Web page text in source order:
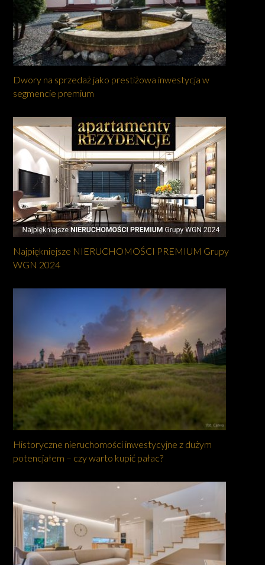
Dwory na sprzedaż jako prestiżowa inwestycja w
segmencie premium
Najpiękniejsze NIERUCHOMOŚCI PREMIUM Grupy
WGN 2024
Historyczne nieruchomości inwestycyjne z dużym
potencjałem – czy warto kupić pałac?